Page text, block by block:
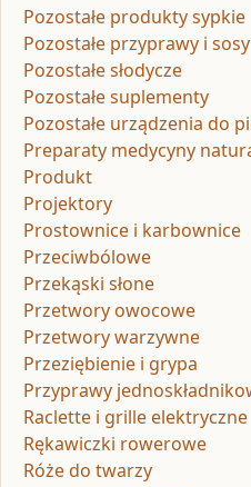
Pozostałe produkty sypkie
Pozostałe przyprawy i sosy
Pozostałe słodycze
Pozostałe suplementy
Pozostałe urządzenia do
Preparaty medycyny
Produkt
Projektory
Prostownice i karbownice
Przeciwbólowe
Przekąski słone
Przetwory owocowe
Przetwory warzywne
Przeziębienie i grypa
Przyprawy
Raclette i grille elektryczne
Rękawiczki rowerowe
Róże do twarzy